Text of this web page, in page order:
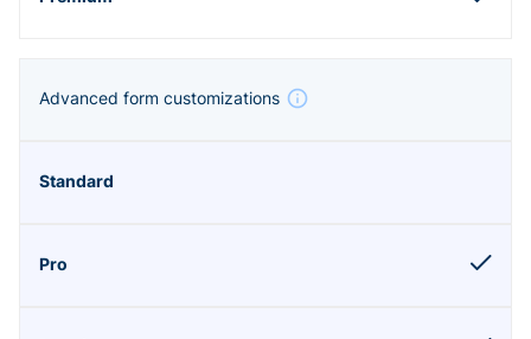
Advanced form customizations